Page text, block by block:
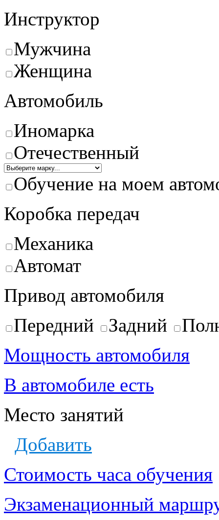
Инструктор
Мужчина
Женщина
Автомобиль
Иномарка
Отечественный
Обучение на моем
Коробка передач
Механика
Автомат
Привод автомобиля
Передний
Задний
Мощность автомобиля
В автомобиле есть
Место занятий
Добавить
Стоимость часа обучения
Экзаменационный